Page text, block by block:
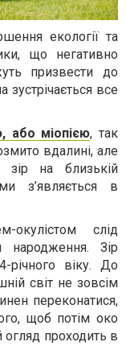
екології та
що негативно
призвести до
все
або міопією, так
вдалині, але
зір на близькій
з’являється в
слід
Зір
віку. До
світ не зовсім
переконатися,
щоб потім око
проходить в